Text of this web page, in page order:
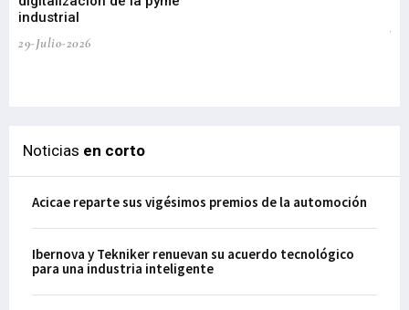
industrial
29-Julio-2026
Noticias en corto
Acicae reparte sus vigésimos premios de la automoción
Ibernova y Tekniker renuevan su acuerdo tecnológico
para una industria inteligente